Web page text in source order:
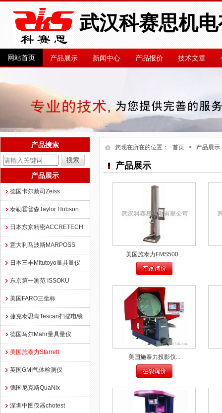
武汉科赛思机
网站首页 产品展示 新闻中心 产品报价 技术文章
产品搜索
产品展示
德国卡尔蔡司Zeiss
泰勒霍普森Taylor Hobson
日本东京精密ACCRETECH
意大利马波斯MARPOSS
日本三丰Mitutoyo量具量仪
东京第一测范 ISSOKU
美国FARO三坐标
捷克泰思肯Tescan扫描电镜
德国马尔Mahr量具量仪
美国施泰力Starrett
英国GMI气体检测仪
德国尼克斯QuaNix
深圳中图仪器chotest
您现在所在的位置： 首页 > 产品展示
产品展示
美国施泰力FMS500...
美国施泰力投影仪...